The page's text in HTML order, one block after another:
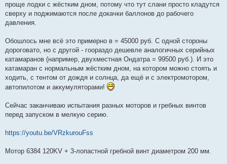
проще лодки с жёстким дном, потому что тут слани просто кладутся
сверху и поджимаются после докачки баллонов до рабочего
давления.
Обошлось мне всё это примерно в = 45000 руб. С одной стороны
дороговато, но с другой - гоораздо дешевле аналогичных серийных
катамаранов (например, двухместная Ондатра = 99500 руб.). И это
катамаран с нормальным жёстким дном, на котором можно стоять и
ходить, с тентом от дождя и солнца, да ещё и с электромотором,
автопилотом и аккумуляторами!
Сейчас заканчиваю испытания разных моторов и гребных винтов
перед запуском в мелкую серию.
https://youtu.be/VRzkurouFss
Мотор 6384 120KV + 3-лопастной гребной винт диаметром 200 мм.